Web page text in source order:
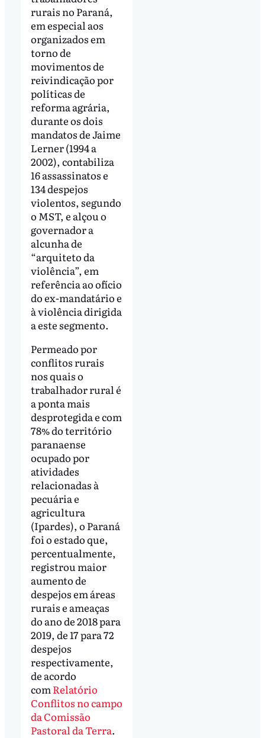
rurais no Paraná,
em especial aos
organizados em
torno de
movimentos de
reivindicação por
políticas de
reforma agrária,
durante os dois
mandatos de Jaime
Lerner (1994 a
2002), contabiliza
16 assassinatos e
134 despejos
violentos, segundo
o MST, e alçou o
governador a
alcunha de
“arquiteto da
violência”, em
referência ao ofício
do ex-mandatário e
à violência dirigida
a este segmento.
Permeado por
conflitos rurais
nos quais o
trabalhador rural é
a ponta mais
desprotegida e com
78% do território
paranaense
ocupado por
atividades
relacionadas à
pecuária e
agricultura
(Ipardes), o Paraná
foi o estado que,
percentualmente,
registrou maior
aumento de
despejos em áreas
rurais e ameaças
do ano de 2018 para
2019, de 17 para 72
despejos
respectivamente,
de acordo
com Relatório
Conflitos no campo
da Comissão
Pastoral da Terra.